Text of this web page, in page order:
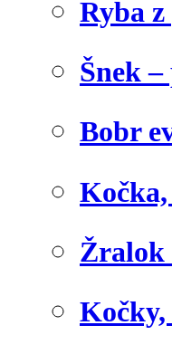
Ryba
Šnek
Bobr
Kočka,
Žralok